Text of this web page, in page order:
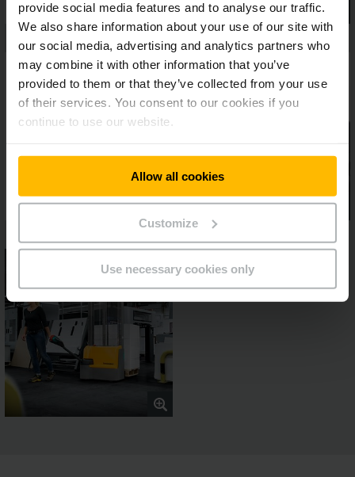
provide social media features and to analyse our traffic.
We also share information about your use of our site with
our social media, advertising and analytics partners who
may combine it with other information that you’ve
provided to them or that they’ve collected from your use
of their services. You consent to our cookies if you
continue to use our website.
Allow all cookies
Customize
Use necessary cookies only